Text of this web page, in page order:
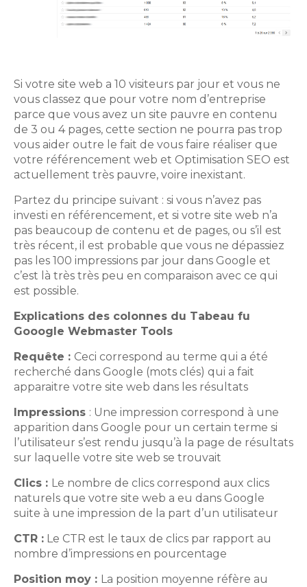
Si votre site web a 10 visiteurs par jour et vous ne
vous classez que pour votre nom d’entreprise
parce que vous avez un site pauvre en contenu
de 3 ou 4 pages, cette section ne pourra pas trop
vous aider outre le fait de vous faire réaliser que
votre référencement web et Optimisation SEO est
actuellement très pauvre, voire inexistant.
Partez du principe suivant : si vous n’avez pas
investi en référencement, et si votre site web n’a
pas beaucoup de contenu et de pages, ou s’il est
très récent, il est probable que vous ne dépassiez
pas les 100 impressions par jour dans Google et
c’est là très très peu en comparaison avec ce qui
est possible.
Explications des colonnes du Tabeau fu
Gooogle Webmaster Tools
Requête : Ceci correspond au terme qui a été
recherché dans Google (mots clés) qui a fait
apparaitre votre site web dans les résultats
Impressions : Une impression correspond à une
apparition dans Google pour un certain terme si
l’utilisateur s’est rendu jusqu’à la page de résultats
sur laquelle votre site web se trouvait
Clics : Le nombre de clics correspond aux clics
naturels que votre site web a eu dans Google
suite à une impression de la part d’un utilisateur
CTR : Le CTR est le taux de clics par rapport au
nombre d’impressions en pourcentage
Position moy : La position moyenne réfère au